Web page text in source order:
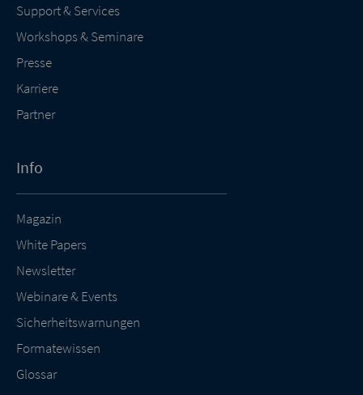
Support & Services
Workshops & Seminare
Presse
Karriere
Partner
Info
Magazin
White Papers
Newsletter
Webinare & Events
Sicherheitswarnungen
Formatewissen
Glossar